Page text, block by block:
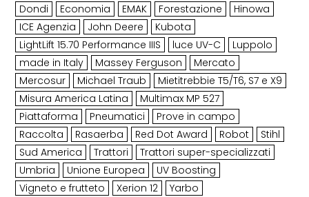
Dondi
Economia EMAK Forestazione
Hinowa
ICE Agenzia
John Deere
Kubota
LightLift 15.70 Performance IIIS
luce UV-C
Luppolo
made in Italy
Massey Ferguson
Mercato
Mercosur
Michael Traub
Mietitrebbie T5/T6, S7 e X9
Misura America Latina
Multimax MP 527
Piattaforma
Pneumatici
Prove in campo
Raccolta
Rasaerba Red Dot Award Robot
Stihl
Sud America
Trattori
Trattori super-specializzati
Umbria
Unione Europea
UV Boosting
Vigneto e frutteto
Xerion 12 Yarbo